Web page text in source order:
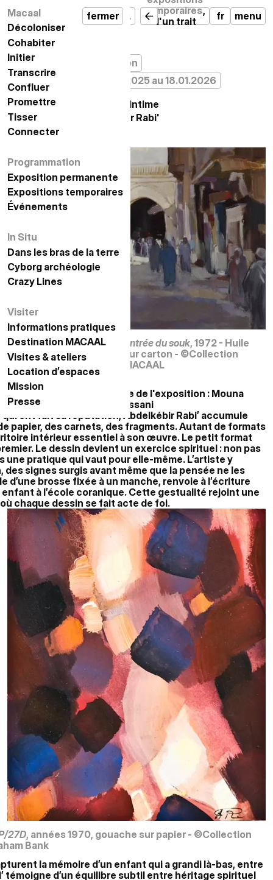
إغلاق
تفكيك الاستعمار
التعايش
التدوين
الاتصال
البرمجة
معرض دائم
المعارض المؤقتة
الأحداث
في أحضان الأرض
أركيولوجيا السايبورغ
الخطوط المجنونة
معلومات عملية
الوجهة مكال
زيارات وورش عمل
حجز الفضاءات
fermer
Macaal
Décoloniser
Cohabiter
Initier
Transcrire
Confluer
Promettre
Tisser
Connecter
Programmation
Exposition permanente
Expositions temporaires
Événements
In Situ
Dans les bras de la terre
Cyborg archéologie
Crazy Lines
Visiter
Informations pratiques
Destination MACAAL
Visites & ateliers
Location d’espaces
Mission
Presse
قائمة
حَمِيمي
MACAAL
temporaires,
d'un trait
fr menu
من 19.12.2025 إلى 18.01.2026
بخط حَمِيمي
عبد الكبير ربيع
exposition
du 19.12.2025 au 18.01.2026
D'un trait intime
Abdelkébir Rabi'
Entrée du souk, 1972 - Huile
sur carton - ©Collection
MACAAL
منسقة المعرض:
Commissaire de l'exposition : Mouna
Annasse Hassani
ont fait sa réputation, Abdelkébir Rabi’ accumule
papier, des carnets, des fragments. Autant de formats
intérieur essentiel à son œuvre. Le petit format
Le dessin devient un exercice spirituel : non pas
pratique qui vaut pour elle-même. L’artiste y
signes surgis avant même que la pensée ne les
d’une brosse fixée à un manche, renvoie à l’écriture
à l’école coranique. Cette gestualité rejoint une
chaque dessin se fait acte de foi.
27D, années 1970, gouache sur papier - ©Collection
Bank
la mémoire d’un enfant qui a grandi là-bas, entre
témoigne d’un équilibre subtil entre héritage spirituel